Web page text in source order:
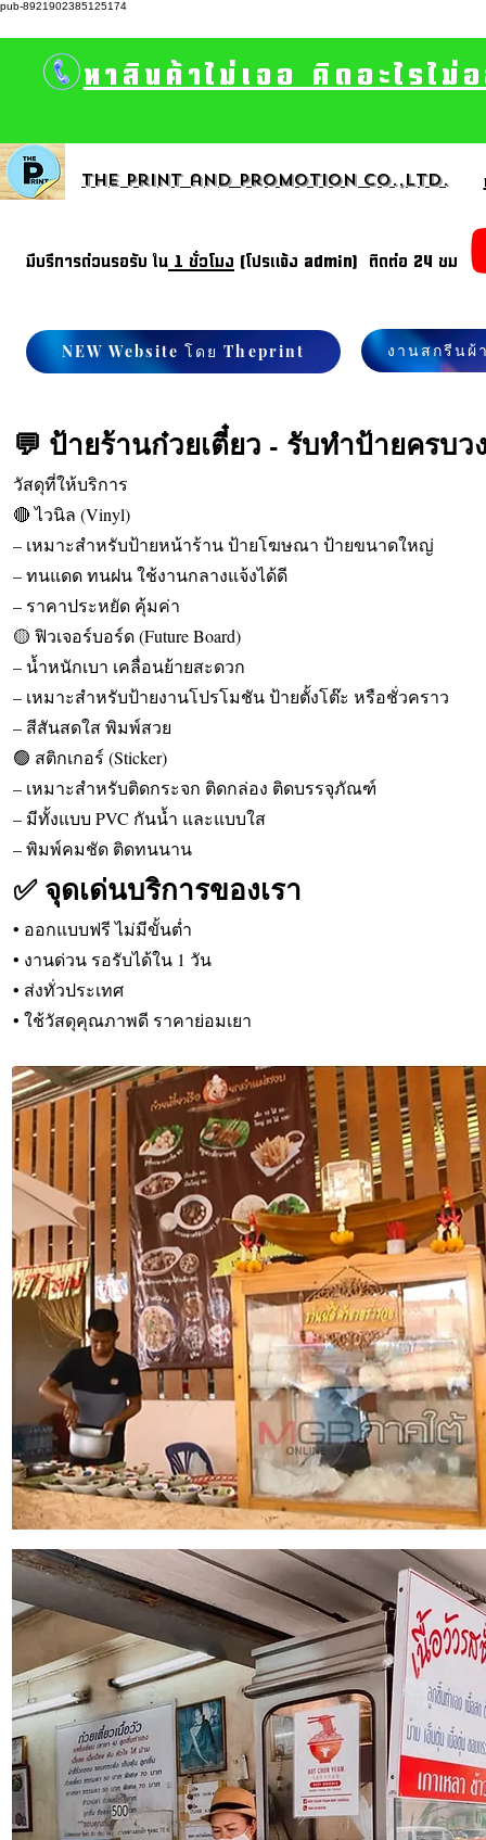
pub-8921902385125174
หาสินค้าไม่เจอ คิดอะไรไ
The print and promotion CO.,Ltd.
มีบรีการด่วนรอรับ ใน 1 ชั่วโมง (โปรแจ้ง admin) ติดต่อ 24 ชม
NEW Website โดย Theprint งานสกรีนผ้
💬 ป้ายร้านก๋วยเตี๋ยว - รับทำป้ายครบว
วัสดุที่ให้บริการ
🔴 ไวนิล (Vinyl)
– เหมาะสำหรับป้ายหน้าร้าน ป้ายโฆษณา ป้ายขนาดใหญ่
– ทนแดด ทนฝน ใช้งานกลางแจ้งได้ดี
– ราคาประหยัด คุ้มค่า
🟡 ฟิวเจอร์บอร์ด (Future Board)
– น้ำหนักเบา เคลื่อนย้ายสะดวก
– เหมาะสำหรับป้ายงานโปรโมชัน ป้ายตั้งโต๊ะ หรือชั่วคราว
– สีสันสดใส พิมพ์สวย
🟢 สติกเกอร์ (Sticker)
– เหมาะสำหรับติดกระจก ติดกล่อง ติดบรรจุภัณฑ์
– มีทั้งแบบ PVC กันน้ำ และแบบใส
– พิมพ์คมชัด ติดทนนาน
✅ จุดเด่นบริการของเรา
• ออกแบบฟรี ไม่มีขั้นต่ำ
• งานด่วน รอรับได้ใน 1 วัน
• ส่งทั่วประเทศ
• ใช้วัสดุคุณภาพดี ราคาย่อมเยา